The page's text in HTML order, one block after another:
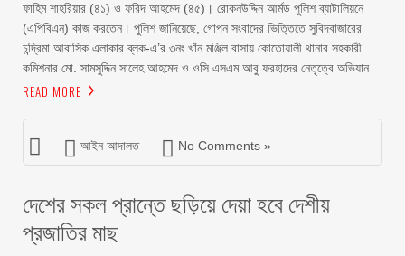
ফাহিম শাহরিয়ার (৪১) ও ফরিদ আহমেদ (৪৫)। রোকনউদ্দিন আর্মড পুলিশ ব্যাটালিয়নে
(এপিবিএন) কাজ করতেন। পুলিশ জানিয়েছে, গোপন সংবাদের ভিত্তিতে সুবিদবাজারের
চন্দ্রিমা আবাসিক এলাকার ব্লক-এ’র ৩নং খাঁন মঞ্জিল বাসায় কোতোয়ালী থানার সহকারী
কমিশনার মো. সামসুদ্দিন সালেহ আহমেদ ও ওসি এসএম আবু ফরহাদের নেতৃত্বে অভিযান
READ MORE
আইন আদালত No Comments »
দেশের সকল প্রান্তে ছড়িয়ে দেয়া হবে দেশীয়
প্রজাতির মাছ